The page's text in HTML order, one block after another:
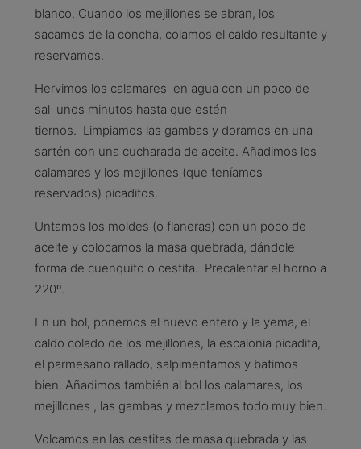
blanco. Cuando los mejillones se abran, los
sacamos de la concha, colamos el caldo resultante y
reservamos.
Hervimos los calamares en agua con un poco de
sal unos minutos hasta que estén
tiernos. Limpiamos las gambas y doramos en una
sartén con una cucharada de aceite. Añadimos los
calamares y los mejillones (que teníamos
reservados) picaditos.
Untamos los moldes (o flaneras) con un poco de
aceite y colocamos la masa quebrada, dándole
forma de cuenquito o cestita. Precalentar el horno a
220º.
En un bol, ponemos el huevo entero y la yema, el
caldo colado de los mejillones, la escalonia picadita,
el parmesano rallado, salpimentamos y batimos
bien. Añadimos también al bol los calamares, los
mejillones , las gambas y mezclamos todo muy bien.
Volcamos en las cestitas de masa quebrada y las